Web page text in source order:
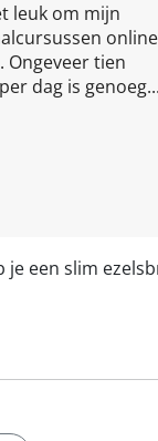
leuk om mijn
online
Ongeveer tien
dag is genoeg...
je een slim